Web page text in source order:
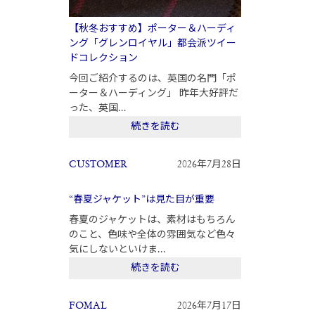
【秋冬おすすめ】ポーター＆ハーディ
ング「グレンロイヤル」都会派ツイー
ドコレクション
今回ご紹介するのは、英国の名門「ポ
ーター＆ハーディング」 昨年大好評だ
った、英国...
続きを読む
CUSTOMER 2026年7月28日
“春夏ジャケット”は見た目が重要
春夏のジャケットは、素材はもちろん
のこと、色味や全体の雰囲気など色々
気にしないといけま...
続きを読む
FOMAL 2026年7月17日